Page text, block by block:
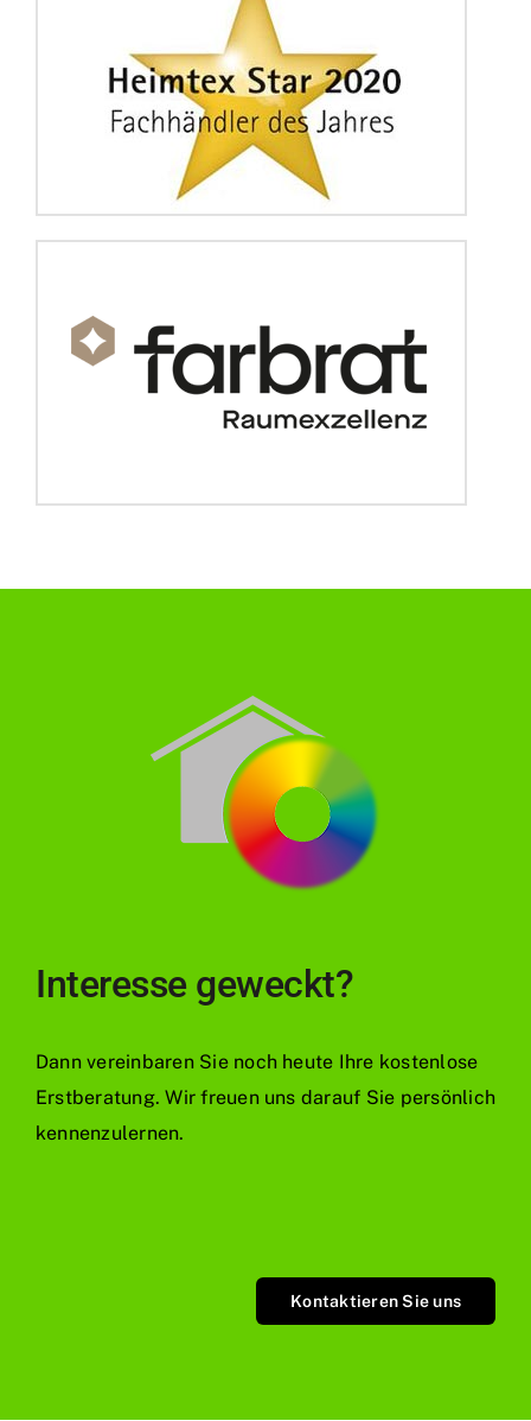
Interesse geweckt?
Dann vereinbaren Sie noch heute Ihre kostenlose
Erstberatung. Wir freuen uns darauf Sie persönlich
kennenzulernen.
Kontaktieren Sie uns